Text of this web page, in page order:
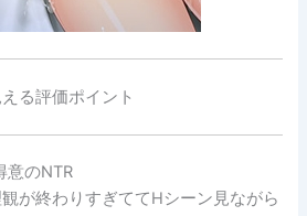
る評価ポイント
意のNTR
が終わりすぎててHシーン見ながら